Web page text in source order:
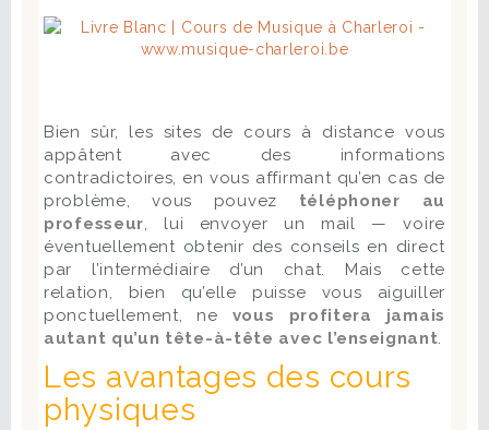
Bien sûr, les sites de cours à distance vous
appâtent avec des informations
contradictoires, en vous affirmant qu’en cas de
problème, vous pouvez téléphoner au
professeur, lui envoyer un mail — voire
éventuellement obtenir des conseils en direct
par l’intermédiaire d’un chat. Mais cette
relation, bien qu’elle puisse vous aiguiller
ponctuellement, ne vous profitera jamais
autant qu’un tête-à-tête avec l’enseignant.
Les avantages des cours
physiques